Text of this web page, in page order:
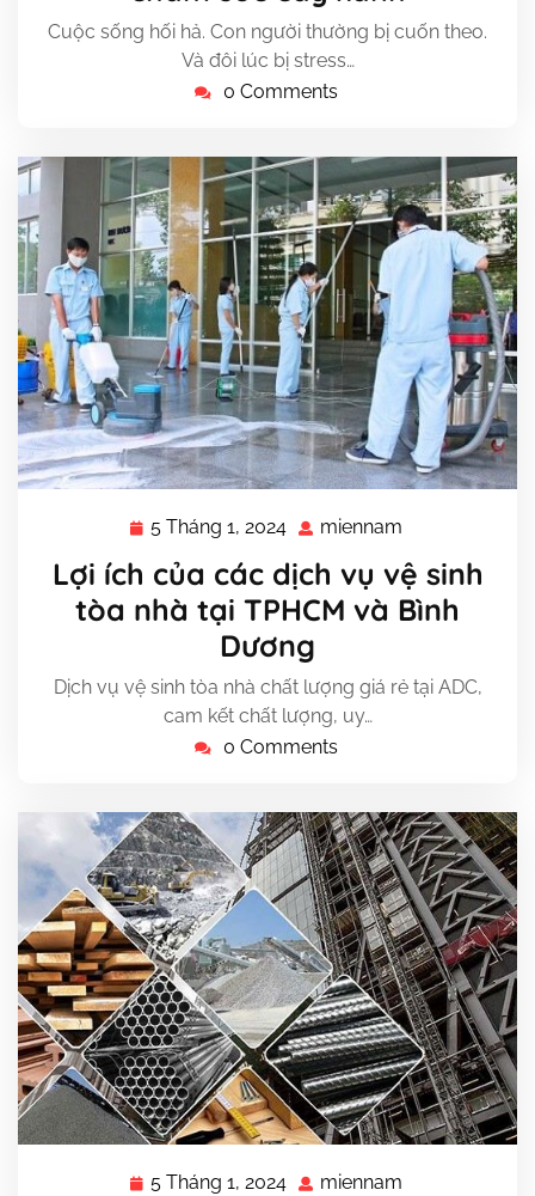
Cuộc sống hối hả. Con người thường bị cuốn theo.
Và đôi lúc bị stress…
0 Comments
5 Tháng 1, 2024
1,
2024
miennam
Lợi ích của các dịch vụ vệ sinh
tòa nhà tại TPHCM và Bình
Dương
Dịch vụ vệ sinh tòa nhà chất lượng giá rẻ tại ADC,
cam kết chất lượng, uy…
0 Comments
5 Tháng 1, 2024 miennam